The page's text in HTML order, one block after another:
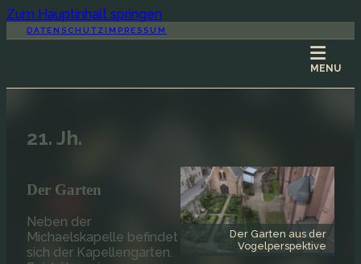
Zum Hauptinhalt springen
DATENSCHUTZIMPRESSUM
MENU
21. Jh.
Der Garten
Neben der
Michaelskapelle befindet
sich der Kapellengarten.
Der Garten aus der
Vogelperspektive